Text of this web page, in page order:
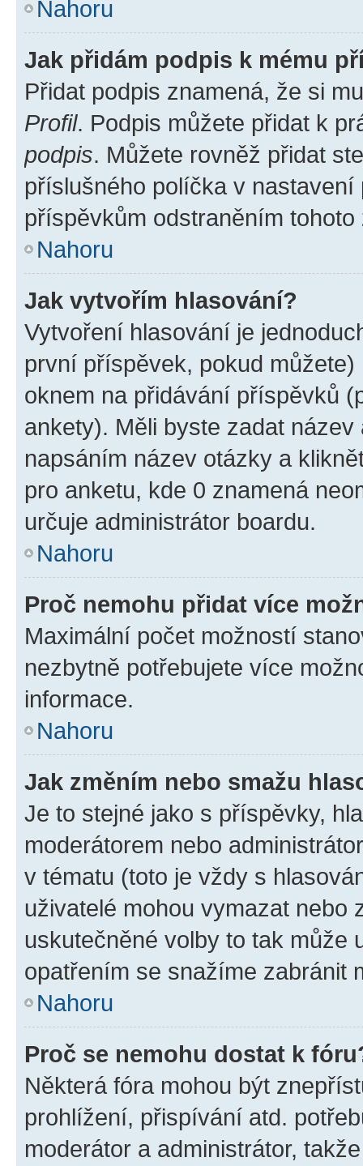
Nahoru
Jak přidám podpis k mému
Přidat podpis znamená, že si
Profil. Podpis můžete přidat k
podpis. Můžete rovněž přidat
příslušného políčka v
příspěvkům odstraněním
Nahoru
Jak vytvořím hlasování?
Vytvoření hlasování je
první příspěvek, pokud
oknem na přidávání příspěvků
ankety). Měli byste zadat
napsáním název otázky a
pro anketu, kde 0 znamená
určuje administrátor boardu.
Nahoru
Proč nemohu přidat více
Maximální počet možností
nezbytně potřebujete více
informace.
Nahoru
Jak změním nebo smažu
Je to stejné jako s příspěvky,
moderátorem nebo
v tématu (toto je vždy s
uživatelé mohou vymazat nebo
uskutečněné volby to tak může
opatřením se snažíme zabránit
Nahoru
Proč se nemohu dostat k
Některá fóra mohou být
prohlížení, přispívání atd.
moderátor a administrátor,